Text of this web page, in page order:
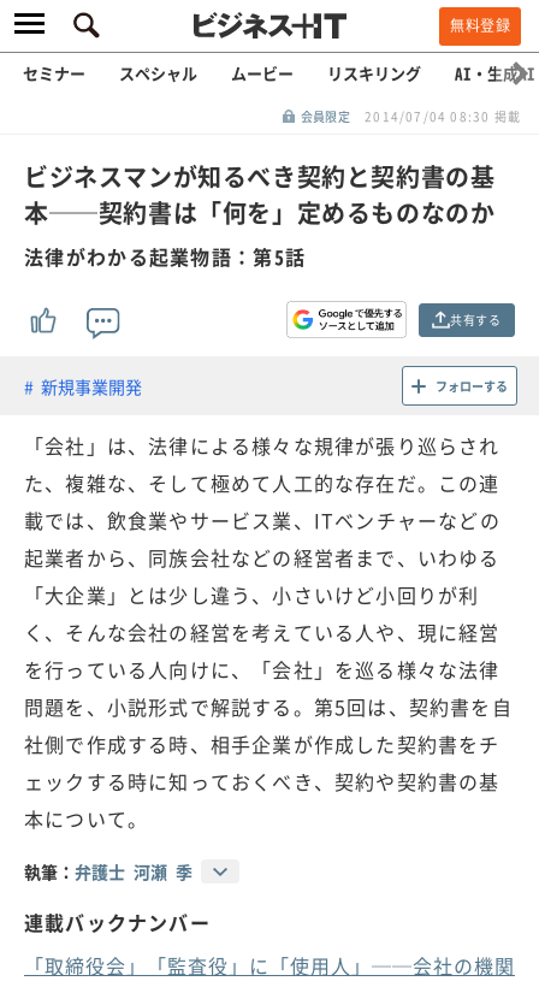
無料登録
セミナー スペシャル ムービー リスキリング AI・生成AI
会員限定 2014/07/04 08:30 掲載
ビジネスマンが知るべき契約と契約書の基
本──契約書は「何を」定めるものなのか
法律がわかる起業物語：第5話
共有する
新規事業開発 フォローする
「会社」は、法律による様々な規律が張り巡らされ
た、複雑な、そして極めて人工的な存在だ。この連
載では、飲食業やサービス業、ITベンチャーなどの
起業者から、同族会社などの経営者まで、いわゆる
「大企業」とは少し違う、小さいけど小回りが利
く、そんな会社の経営を考えている人や、現に経営
を行っている人向けに、「会社」を巡る様々な法律
問題を、小説形式で解説する。第5回は、契約書を自
社側で作成する時、相手企業が作成した契約書をチ
ェックする時に知っておくべき、契約や契約書の基
本について。
執筆： 弁護士 河瀬 季
連載バックナンバー
「取締役会」「監査役」に「使用人」──会社の機関